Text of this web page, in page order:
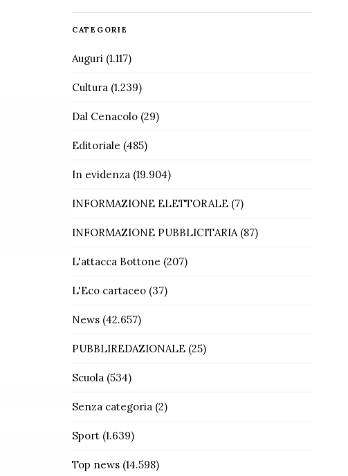
CATEGORIE
Auguri(1.117)
Cultura(1.239)
Dal Cenacolo(29)
Editoriale (485)
In evidenza(19.904)
INFORMAZIONE ELETTORALE(7)
INFORMAZIONE PUBBLICITARIA(87)
L'attacca Bottone (207)
L'Eco cartaceo(37)
News(42.657)
PUBBLIREDAZIONALE(25)
Scuola(534)
Senza categoria(2)
Sport(1.639)
Top news(14.598)